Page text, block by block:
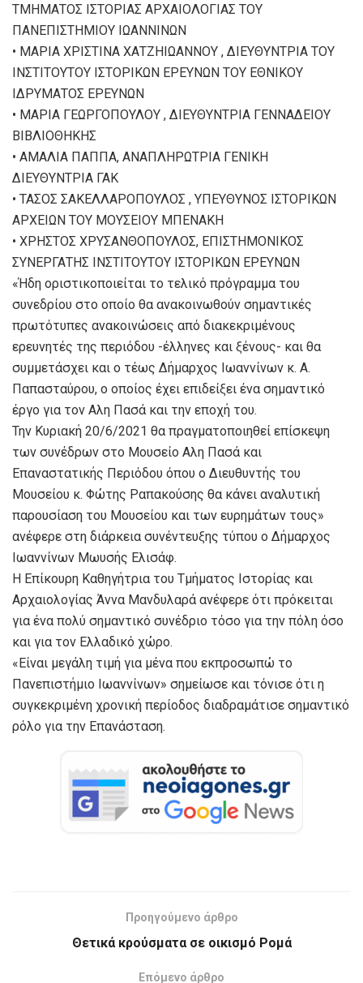
ΤΜΗΜΑΤΟΣ ΙΣΤΟΡΙΑΣ ΑΡΧΑΙΟΛΟΓΙΑΣ ΤΟΥ
ΠΑΝΕΠΙΣΤΗΜΙΟΥ ΙΩΑΝΝΙΝΩΝ
• ΜΑΡΙΑ ΧΡΙΣΤΙΝΑ ΧΑΤΖΗΙΩΑΝΝΟΥ , ΔΙΕΥΘΥΝΤΡΙΑ ΤΟΥ
ΙΝΣΤΙΤΟΥΤΟΥ ΙΣΤΟΡΙΚΩΝ ΕΡΕΥΝΩΝ ΤΟΥ ΕΘΝΙΚΟΥ
ΙΔΡΥΜΑΤΟΣ ΕΡΕΥΝΩΝ
• ΜΑΡΙΑ ΓΕΩΡΓΟΠΟΥΛΟΥ , ΔΙΕΥΘΥΝΤΡΙΑ ΓΕΝΝΑΔΕΙΟΥ
ΒΙΒΛΙΟΘΗΚΗΣ
• ΑΜΑΛΙΑ ΠΑΠΠΑ, ΑΝΑΠΛΗΡΩΤΡΙΑ ΓΕΝΙΚΗ
ΔΙΕΥΘΥΝΤΡΙΑ ΓΑΚ
• ΤΑΣΟΣ ΣΑΚΕΛΛΑΡΟΠΟΥΛΟΣ , ΥΠΕΥΘΥΝΟΣ ΙΣΤΟΡΙΚΩΝ
ΑΡΧΕΙΩΝ ΤΟΥ ΜΟΥΣΕΙΟΥ ΜΠΕΝΑΚΗ
• ΧΡΗΣΤΟΣ ΧΡΥΣΑΝΘΟΠΟΥΛΟΣ, ΕΠΙΣΤΗΜΟΝΙΚΟΣ
ΣΥΝΕΡΓΑΤΗΣ ΙΝΣΤΙΤΟΥΤΟΥ ΙΣΤΟΡΙΚΩΝ ΕΡΕΥΝΩΝ
«Ήδη οριστικοποιείται το τελικό πρόγραμμα του
συνεδρίου στο οποίο θα ανακοινωθούν σημαντικές
πρωτότυπες ανακοινώσεις από διακεκριμένους
ερευνητές της περιόδου -έλληνες και ξένους- και θα
συμμετάσχει και ο τέως Δήμαρχος Ιωαννίνων κ. Α.
Παπασταύρου, ο οποίος έχει επιδείξει ένα σημαντικό
έργο για τον Αλη Πασά και την εποχή του.
Την Κυριακή 20/6/2021 θα πραγματοποιηθεί επίσκεψη
των συνέδρων στο Μουσείο Αλη Πασά και
Επαναστατικής Περιόδου όπου ο Διευθυντής του
Μουσείου κ. Φώτης Ραπακούσης θα κάνει αναλυτική
παρουσίαση του Μουσείου και των ευρημάτων τους»
ανέφερε στη διάρκεια συνέντευξης τύπου ο Δήμαρχος
Ιωαννίνων Μωυσής Ελισάφ.
Η Επίκουρη Καθηγήτρια του Τμήματος Ιστορίας και
Αρχαιολογίας Άννα Μανδυλαρά ανέφερε ότι πρόκειται
για ένα πολύ σημαντικό συνέδριο τόσο για την πόλη όσο
και για τον Ελλαδικό χώρο.
«Είναι μεγάλη τιμή για μένα που εκπροσωπώ το
Πανεπιστήμιο Ιωαννίνων» σημείωσε και τόνισε ότι η
συγκεκριμένη χρονική περίοδος διαδραμάτισε σημαντικό
ρόλο για την Επανάσταση.
Προηγούμενο άρθρο
Θετικά κρούσματα σε οικισμό Ρομά
Επόμενο άρθρο